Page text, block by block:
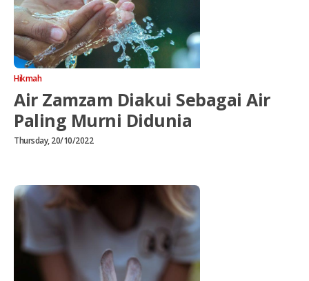
Hikmah
Air Zamzam Diakui Sebagai Air
Paling Murni Didunia
Thursday, 20/10/2022